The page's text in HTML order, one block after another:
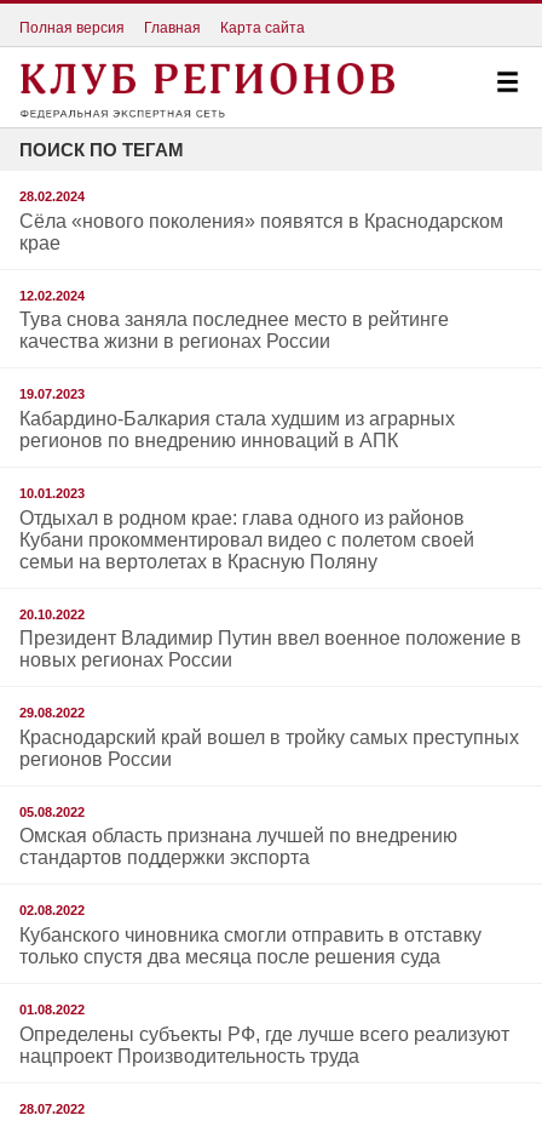
Полная версия Главная Карта сайта
ПОИСК ПО ТЕГАМ
28.02.2024
Сёла «нового поколения» появятся в Краснодарском
крае
12.02.2024
Тува снова заняла последнее место в рейтинге
качества жизни в регионах России
19.07.2023
Кабардино-Балкария стала худшим из аграрных
регионов по внедрению инноваций в АПК
10.01.2023
Отдыхал в родном крае: глава одного из районов
Кубани прокомментировал видео с полетом своей
семьи на вертолетах в Красную Поляну
20.10.2022
Президент Владимир Путин ввел военное положение в
новых регионах России
29.08.2022
Краснодарский край вошел в тройку самых преступных
регионов России
05.08.2022
Омская область признана лучшей по внедрению
стандартов поддержки экспорта
02.08.2022
Кубанского чиновника смогли отправить в отставку
только спустя два месяца после решения суда
01.08.2022
Определены субъекты РФ, где лучше всего реализуют
нацпроект Производительность труда
28.07.2022